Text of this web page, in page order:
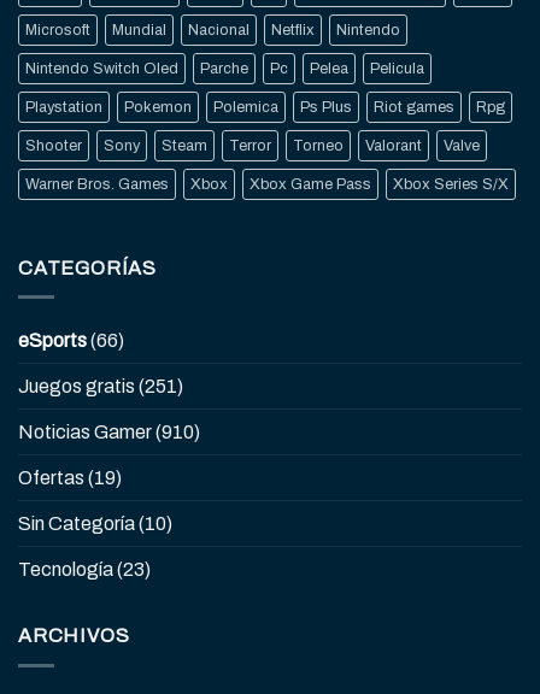
Microsoft Mundial Nacional Netflix Nintendo
Nintendo Switch Oled Parche Pc Pelea Pelicula
Playstation Pokemon Polemica Ps Plus Riot games Rpg
Shooter Sony Steam Terror Torneo Valorant Valve
Warner Bros. Games Xbox Xbox Game Pass Xbox Series S/X
CATEGORÍAS
eSports(66)
Juegos gratis (251)
Noticias Gamer(910)
Ofertas (19)
Sin Categoría(10)
Tecnología(23)
ARCHIVOS